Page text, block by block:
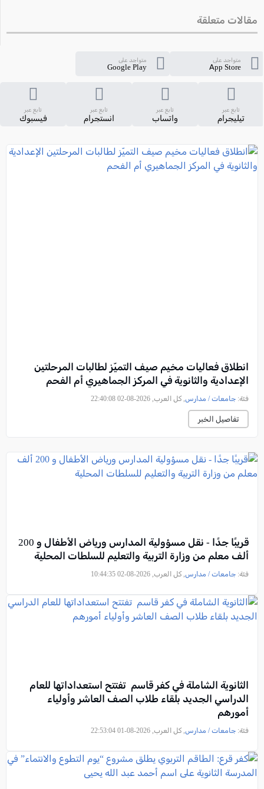
مقالات متعلقة
متواجد على
App Store
متواجد على
Google Play
تابع عبر
تيليجرام
تابع عبر
واتساب
تابع عبر
انستجرام
تابع عبر
فيسبوك
انطلاق فعاليات مخيم صيف التميّز لطالبات المرحلتين
الإعدادية والثانوية في المركز الجماهيري أم الفحم
فئة: جامعات / مدارس , كل العرب, 2026-08-02 22:40:08
تفاصيل الخبر
قريبًا جدًا - نقل مسؤولية المدارس ورياض الأطفال و 200
ألف معلم من وزارة التربية والتعليم للسلطات المحلية
فئة: جامعات / مدارس , كل العرب, 2026-08-02 10:44:35
الثانوية الشاملة في كفر قاسم تفتتح استعداداتها للعام
الدراسي الجديد بلقاء طلاب الصف العاشر وأولياء
أمورهم
فئة: جامعات / مدارس , كل العرب, 2026-08-01 22:53:04